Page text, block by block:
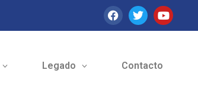
Legado Contacto